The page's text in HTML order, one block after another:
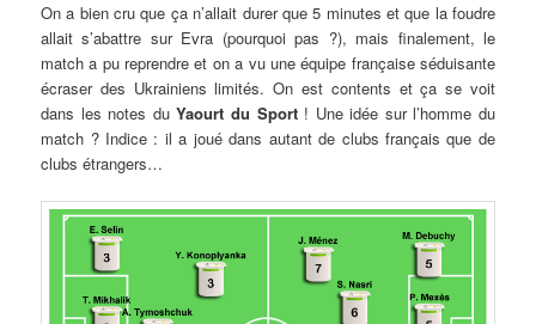
On a bien cru que ça n’allait durer que 5 minutes et que la foudre
allait s’abattre sur Evra (pourquoi pas ?), mais finalement, le
match a pu reprendre et on a vu une équipe française séduisante
écraser des Ukrainiens limités. On est contents et ça se voit
dans les notes duYaourt du Sport! Une idée sur l’homme du
match ? Indice : il a joué dans autant de clubs français que de
clubs étrangers…